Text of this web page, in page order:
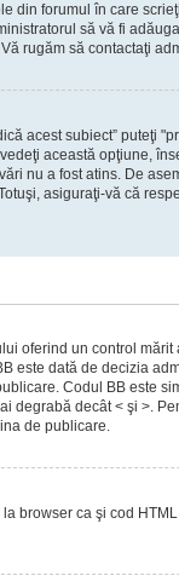
din forumul în care
să vă fi
rugăm să contactaţi
acest subiect” puteţi
această opţiune,
nu a fost atins. De
asiguraţi-vă că
oferind un control
este dată de decizia
Codul BB este
degrabă decât < şi >.
de publicare.
browser ca şi cod